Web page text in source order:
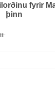
fyrir
þinn